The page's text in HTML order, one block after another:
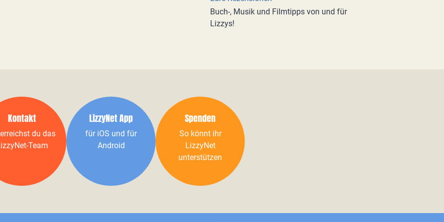
Buch-, Musik und Filmtipps von und für
Lizzys!
Kontakt
du das
Team
LizzyNet App
für iOS und für
Android
Spenden
So könnt ihr
LizzyNet
unterstützen